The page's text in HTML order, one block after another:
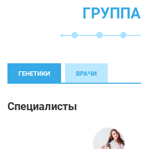
ГРУППА
ГЕНЕТИКИ ВРАЧИ
Специалисты